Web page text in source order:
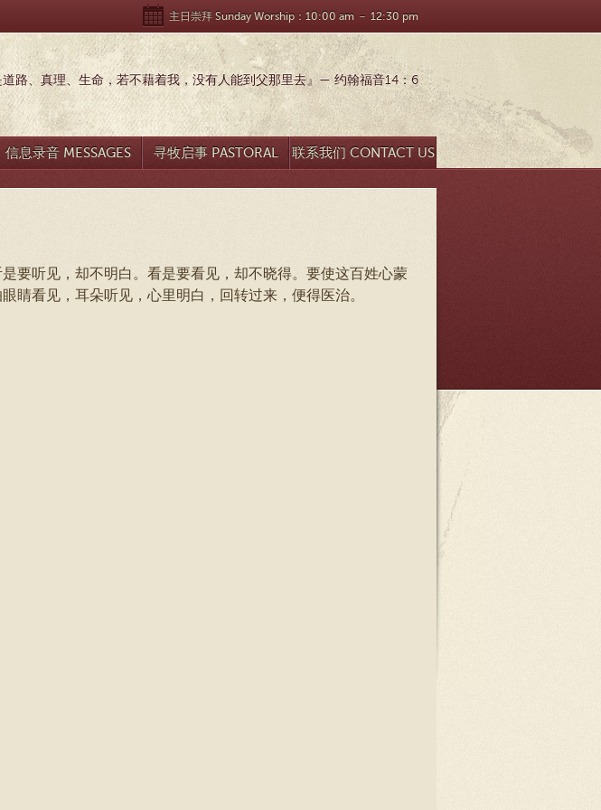
主日崇拜 Sunday Worship：10:00 am － 12:30 pm
路、真理、生命，若不藉着我，没有人能到父那里去』— 约翰福音14：6
信息录音 MESSAGES
寻牧启事 PASTORAL
SEARCH
联系我们 CONTACT US
要听见，却不明白。看是要看见，却不晓得。要使这百姓心蒙
睛看见，耳朵听见，心里明白，回转过来，便得医治。